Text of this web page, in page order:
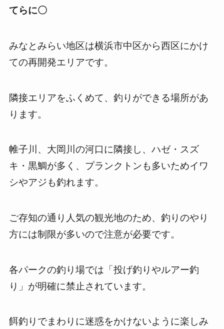
てらに〇
みなとみらい地区は横浜市中区から西区にかけ
ての再開発エリアです。
隣接エリアをふくめて、釣りができる場所があ
ります。
帷子川、大岡川の河口に隣接し、ハゼ・スズ
キ・黒鯛が多く、プランクトンも多いためイワ
シやアジも釣れます。
ご存知の通り人気の観光地のため、釣りのやり
方には制限が多いので注意が必要です。
各パークの釣り場では「投げ釣りやルアー釣
り」が明確に禁止されています。
餌釣りでまわりに迷惑をかけないように楽しみ